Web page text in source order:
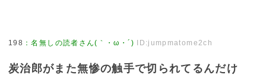
198 ：名無しの読者さん(｀・ω・´) ID:jumpmatome2ch
炭治郎がまた無惨の触手で切られてるんだけ